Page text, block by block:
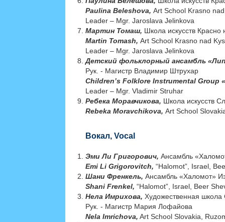
Paulina Beleshova, Art School Krasno
Leader – Mgr. Jaroslava Jelinkova
Мартин Томаш, Школа искусств
Martin Tomash, Art School Krasno nad
Leader – Mgr. Jaroslava Jelinkova
Детский фольклорный ансамбль
Рук. - Магистр Владимир Штрухар
Children’s Folklore Instrumental Group
Leader – Mgr. Vladimir Struhar
Ребека Моравчикова, Школа искусств
Rebeka Moravchikova, Art School
Вокал, Vocal
Эми Ли Григорович, Aнсамбль
Emi Li Grigorovitch, “Halomot”, Israel,
Шани Френкель, Aнсамбль «Халомот»
Shani Frenkel, “Halomot”, Israel, Beer
Нела Имрихова, Художественная школа
Рук. - Магистр Мария Лофайова
Nela Imrichova, Art School Slovakia,